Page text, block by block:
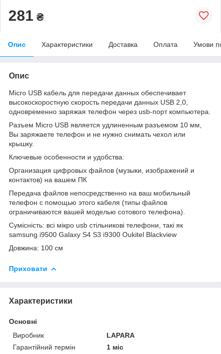
281 ₴
Опис Характеристики Доставка Оплата Умови
Опис
Micro USB кабель для передачи данных обеспечивает
высокоскоростную скорость передачи данных USB 2,0,
одновременно заряжая телефон через usb-порт компьютера.
Разъем Micro USB является удлиненным разъемом 10 мм,
Вы заряжаете телефон и не нужно снимать чехол или
крышку.
Ключевые особенности и удобства:
Организация цифровых файлов (музыки, изображений и
контактов) на вашем ПК
Передача файлов непосредственно на ваш мобильный
телефон с помощью этого кабеля (типы файлов
ограничиваются вашей моделью сотового телефона).
Сумісність: всі мікро usb стільникові телефони, такі як
samsung i9500 Galaxy S4 S3 i9300 Oukitel Blackview
Довжина: 100 см
Приховати
Характеристики
Основні
Виробник
LAPARA
Гарантійний термін
1 міс